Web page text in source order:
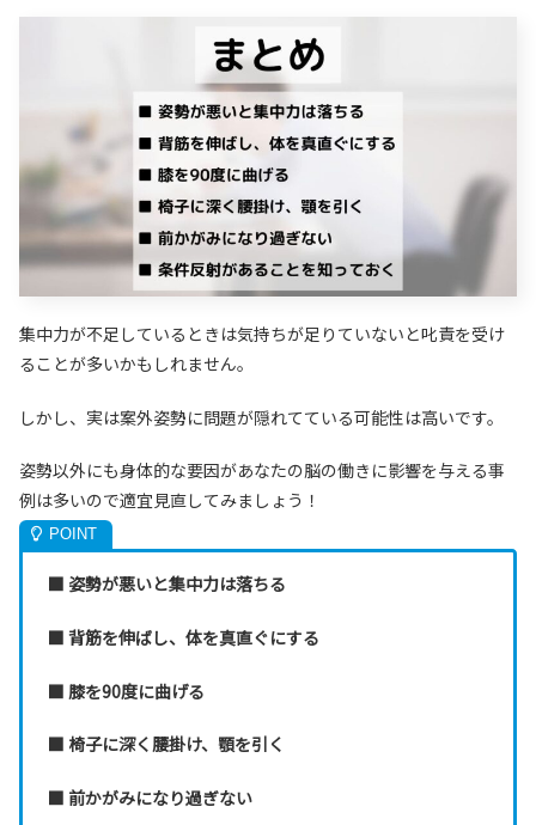
集中力が不足しているときは気持ちが足りていないと叱責を受け
ることが多いかもしれません。
しかし、実は案外姿勢に問題が隠れてている可能性は高いです。
姿勢以外にも身体的な要因があなたの脳の働きに影響を与える事
例は多いので適宜見直してみましょう！
■ 姿勢が悪いと集中力は落ちる
■ 背筋を伸ばし、体を真直ぐにする
■ 膝を90度に曲げる
■ 椅子に深く腰掛け、顎を引く
■ 前かがみになり過ぎない